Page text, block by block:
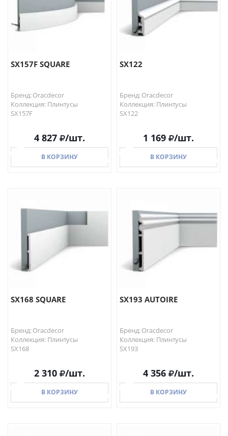
SX157F SQUARE
Бренд: Oracdecor
Коллекция: Плинтусы
SX157F
4 827 /шт.
В КОРЗИНУ
В КОРЗИНУ
SX122
Бренд: Oracdecor
Коллекция: Плинтусы
SX122
1 169 /шт.
В КОРЗИНУ
В КОРЗИНУ
SX168 SQUARE
Бренд: Oracdecor
Коллекция: Плинтусы
SX168
2 310 /шт.
В КОРЗИНУ
SX193 AUTOIRE
Бренд: Oracdecor
Коллекция: Плинтусы
SX193
4 356 /шт.
В КОРЗИНУ